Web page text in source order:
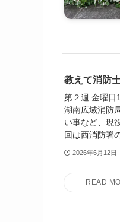
教えて消防
第２週 金曜
湖南広域消防
い事など、現
回は西消防署
2026年6月12日